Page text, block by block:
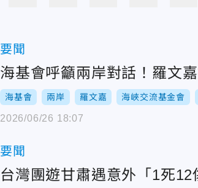
要聞
海基會呼籲兩岸對話！羅文
海基會 兩岸 羅文嘉 海峽交流基金會
2026/06/26 18:07
要聞
台灣團遊甘肅遇意外「1死